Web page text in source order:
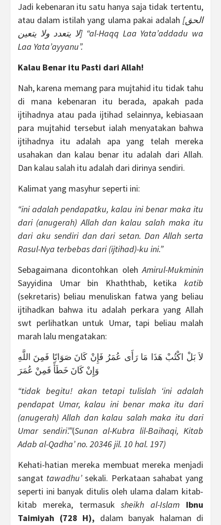
Jadi kebenaran itu satu hanya saja tidak tertentu,
atau dalam istilah yang ulama pakai adalah [الحق
لا يتعدد ولا يتعين] “al-Haqq Laa Yata’addadu wa
Laa Yata’ayyanu”.
Kalau Benar itu Pasti dari Allah!
Nah, karena memang para mujtahid itu tidak tahu
di mana kebenaran itu berada, apakah pada
ijtihadnya atau pada ijtihad selainnya, kebiasaan
para mujtahid tersebut ialah menyatakan bahwa
ijtihadnya itu adalah apa yang telah mereka
usahakan dan kalau benar itu adalah dari Allah.
Dan kalau salah itu adalah dari dirinya sendiri.
Kalimat yang masyhur seperti ini:
“ini adalah pendapatku, kalau ini benar maka itu
dari (anugerah) Allah dan kalau salah maka itu
dari aku sendiri dan dari setan. Dan Allah serta
Rasul-Nya terbebas dari (ijtihad)-ku ini.”
Sebagaimana dicontohkan olehAmirul-Mukminin
Sayyidina Umar bin Khaththab, ketika katib
(sekretaris) beliau menuliskan fatwa yang beliau
ijtihadkan bahwa itu adalah perkara yang Allah
swt perlihatkan untuk Umar, tapi beliau malah
marah lalu mengatakan:
لاَ بَلْ اكْتُبْ هَذَا مَا رَأَى عُمَرُ فَإِنْ كَانَ صَوَابًا فَمِنَ اللَّهِ
وَإِنْ كَانَ خَطَأً فَمِنْ عُمَرَ
“tidak begitu! akan tetapi tulislah ‘ini adalah
pendapat Umar, kalau ini benar maka itu dari
(anugerah) Allah dan kalau salah maka itu dari
Umar sendiri’.”(Sunan al-Kubra lil-Baihaqi, Kitab
Adab al-Qadha’ no. 20346 jil. 10 hal. 197)
Kehati-hatian mereka membuat mereka menjadi
sangat tawadhu’sekali. Perkataan sahabat yang
seperti ini banyak ditulis oleh ulama dalam kitab-
kitab mereka, termasuksheikh al-Islam Ibnu
Taimiyah (728 H), dalam banyak halaman di